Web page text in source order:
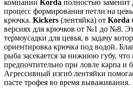
компании Korda полностью заменит
процесс формирования петли на
крючка. Kickers (лентяйка) от Korda
версиях для крючков от №1 до №8.
термоусадки для цевья, в задачу
ориентировка крючка под водой.
рыба засекается за нижнюю губу, что
предпочтительно при ловле карпа и
Агрессивный изгиб лентяйки
пасте трофея во время вываживания.